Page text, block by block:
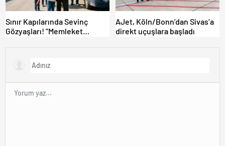
Sınır Kapılarında Sevinç
Gözyaşları! “Memleket
AJet, Köln/Bonn’dan Sivas’a
direkt uçuşlara başladı